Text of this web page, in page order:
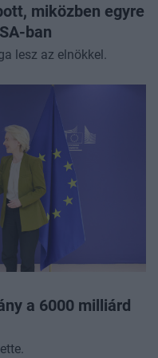
miközben egyre
ban
lesz az elnökkel.
a 6000 milliárd